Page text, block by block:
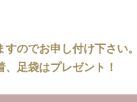
のでお申し付け下さい。
足袋はプレゼント！